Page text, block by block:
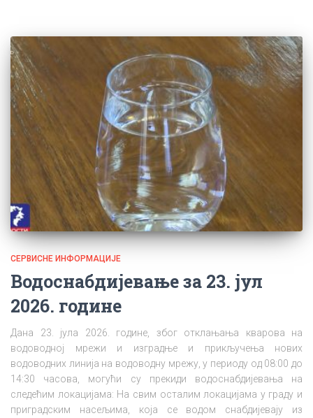
СЕРВИСНЕ ИНФОРМАЦИЈЕ
Водоснабдијевање за 23. јул
2026. године
Дана 23. јула 2026. године, због отклањања кварова на
водоводној мрежи и изградње и прикључења нових
водоводних линија на водоводну мрежу, у периоду од 08:00 до
14:30 часова, могући су прекиди водоснабдијевања на
следећим локацијама: На свим осталим локацијама у граду и
приградским насељима, која се водом снабдијевају из